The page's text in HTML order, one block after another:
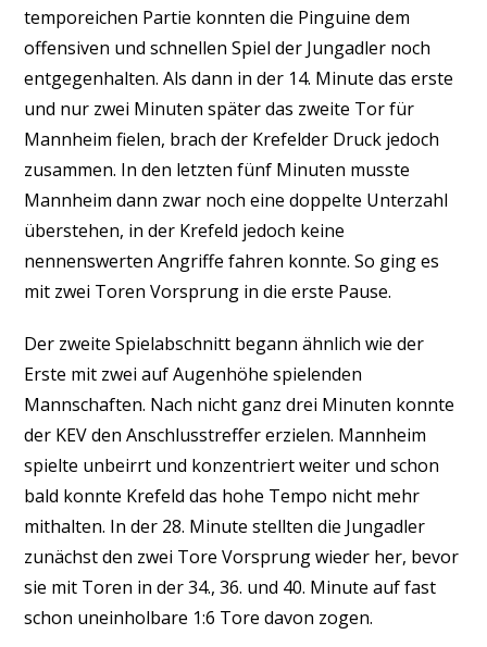
temporeichen Partie konnten die Pinguine dem
offensiven und schnellen Spiel der Jungadler noch
entgegenhalten. Als dann in der 14. Minute das erste
und nur zwei Minuten später das zweite Tor für
Mannheim fielen, brach der Krefelder Druck jedoch
zusammen. In den letzten fünf Minuten musste
Mannheim dann zwar noch eine doppelte Unterzahl
überstehen, in der Krefeld jedoch keine
nennenswerten Angriffe fahren konnte. So ging es
mit zwei Toren Vorsprung in die erste Pause.
Der zweite Spielabschnitt begann ähnlich wie der
Erste mit zwei auf Augenhöhe spielenden
Mannschaften. Nach nicht ganz drei Minuten konnte
der KEV den Anschlusstreffer erzielen. Mannheim
spielte unbeirrt und konzentriert weiter und schon
bald konnte Krefeld das hohe Tempo nicht mehr
mithalten. In der 28. Minute stellten die Jungadler
zunächst den zwei Tore Vorsprung wieder her, bevor
sie mit Toren in der 34., 36. und 40. Minute auf fast
schon uneinholbare 1:6 Tore davon zogen.